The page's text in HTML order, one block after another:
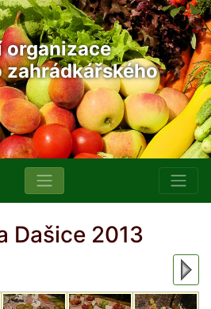
organizace
zahrádkářského
Dašice 2013